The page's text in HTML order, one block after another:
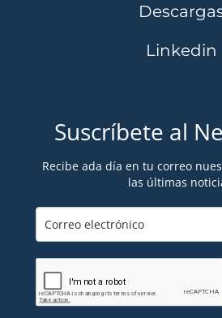
Linkedin
Suscríbete al
Recibe ada día en tu correo
las últimas